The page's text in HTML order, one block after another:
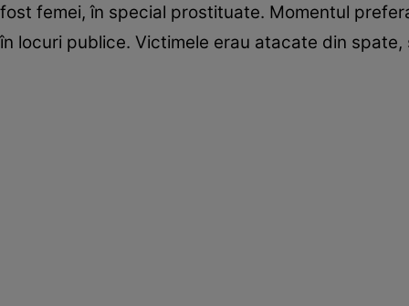
fost femei, în special prostituate. Momentul
în locuri publice. Victimele erau atacate din